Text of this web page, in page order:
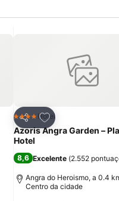
Partilhar
Adicionar aos
4 EstrelasHotel
Azoris Angra Garden –
Hotel
8,6 Excelente (2.552
Angra do Heroismo, a 0.4
Centro da cidade